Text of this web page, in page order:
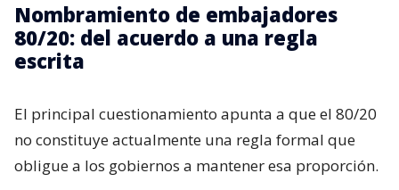
Nombramiento de embajadores
80/20: del acuerdo a una regla
escrita
El principal cuestionamiento apunta a que el 80/20
no constituye actualmente una regla formal que
obligue a los gobiernos a mantener esa proporción.